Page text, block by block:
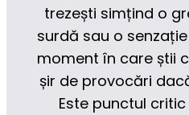
trezești simțind o
surdă sau o
moment în care știi
șir de provocări
Este punctul